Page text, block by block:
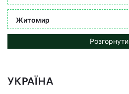
Житомир
Розгорнути
УКРАЇНА